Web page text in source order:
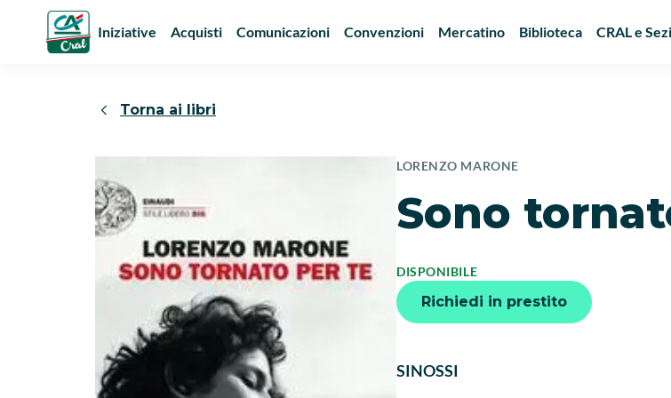
Iniziative Acquisti Comunicazioni Convenzioni Mercatino Biblioteca CRAL e
Torna ai libri
LORENZO MARONE
Sono
DISPONIBILE
Richiedi in prestito
SINOSSI